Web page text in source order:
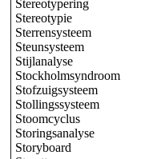
Stereotypering
Stereotypie
Sterrensysteem
Steunsysteem
Stijlanalyse
Stockholmsyndroom
Stofzuigsysteem
Stollingssysteem
Stoomcyclus
Storingsanalyse
Storyboard